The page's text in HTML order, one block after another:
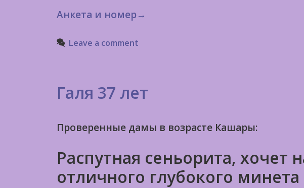
Анкета и номер→
Leave a comment
Галя 37 лет
Проверенные дамы в возрасте Кашары:
Распутная сеньорита, хочет
отличного глубокого